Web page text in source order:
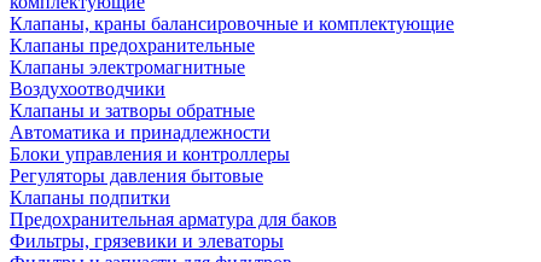
Клапаны, краны балансировочные и комплектующие
Клапаны предохранительные
Клапаны электромагнитные
Воздухоотводчики
Клапаны и затворы обратные
Автоматика и принадлежности
Блоки управления и контроллеры
Регуляторы давления бытовые
Клапаны подпитки
Предохранительная арматура для баков
Фильтры, грязевики и элеваторы